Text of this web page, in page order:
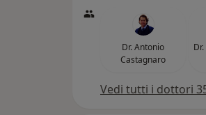
Dr. Antonio
Castagnaro
Vedi tutti i dottori